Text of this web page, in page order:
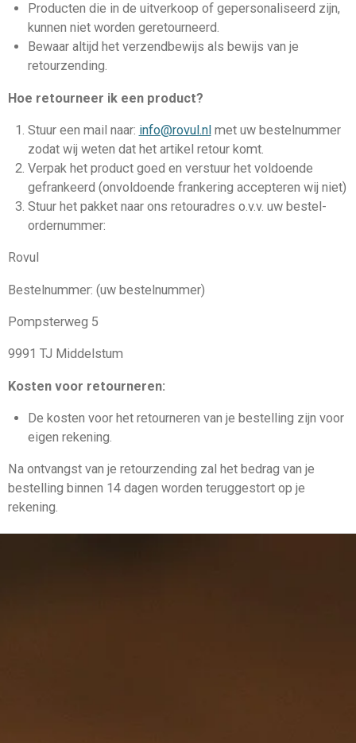
Producten die in de uitverkoop of gepersonaliseerd zijn,
kunnen niet worden geretourneerd.
Bewaar altijd het verzendbewijs als bewijs van je
retourzending.
Hoe retourneer ik een product?
Stuur een mail naar: info@rovul.nlmet uw bestelnummer
zodat wij weten dat het artikel retour komt.
Verpak het product goed en verstuur het voldoende
gefrankeerd (onvoldoende frankering accepteren wij niet)
Stuur het pakket naar ons retouradres o.v.v. uw bestel-
ordernummer:
Rovul
Bestelnummer: (uw bestelnummer)
Pompsterweg 5
9991 TJ Middelstum
Kosten voor retourneren:
De kosten voor het retourneren van je bestelling zijn voor
eigen rekening.
Na ontvangst van je retourzending zal het bedrag van je
bestelling binnen 14 dagen worden teruggestort op je
rekening.